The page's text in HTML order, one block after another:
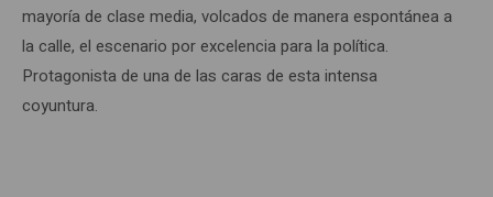
mayoría de clase media, volcados de manera espontánea a
la calle, el escenario por excelencia para la política.
Protagonista de una de las caras de esta intensa
coyuntura.